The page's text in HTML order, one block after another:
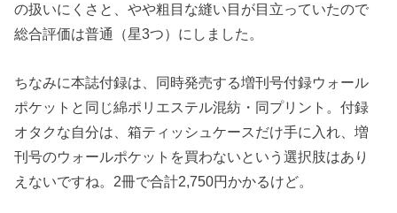
の扱いにくさと、やや粗目な縫い目が目立っていたので
総合評価は普通（星3つ）にしました。
ちなみに本誌付録は、同時発売する増刊号付録ウォール
ポケットと同じ綿ポリエステル混紡・同プリント。付録
オタクな自分は、箱ティッシュケースだけ手に入れ、増
刊号のウォールポケットを買わないという選択肢はあり
えないですね。2冊で合計2,750円かかるけど。